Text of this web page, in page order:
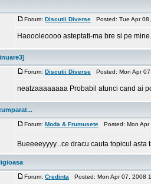
Forum: Discutii Diverse Posted: Tue Apr
Haoooleoooo asteptati-ma bre si pe
Forum: Discutii Diverse Posted: Mon Apr
neatzaaaaaaaa Probabil atunci cand ai
Forum: Moda & Frumusete Posted: Mon
Bueeeeyyyy...ce dracu cauta topicul
Forum: Credinta Posted: Mon Apr 07, 2008